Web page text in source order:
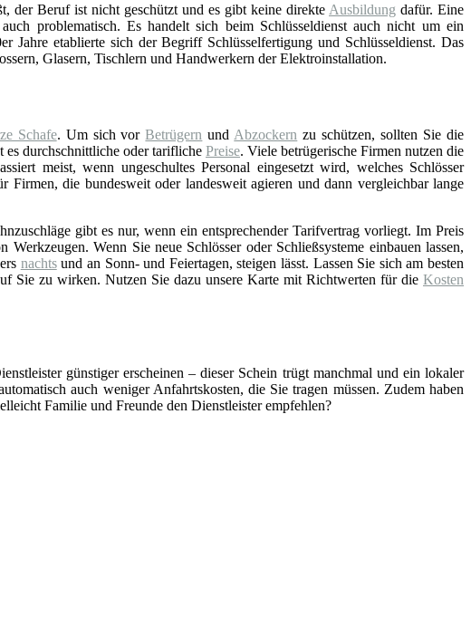
der Beruf ist nicht geschützt und es gibt keine direkte Ausbildung dafür. Eine
problematisch. Es handelt sich beim Schlüsseldienst auch nicht um ein
Jahre etablierte sich der Begriff Schlüsselfertigung und Schlüsseldienst. Das
Glasern, Tischlern und Handwerkern der Elektroinstallation.
Schafe. Um sich vorBetrügern undAbzockern zu schützen, sollten Sie die
es durchschnittliche oder tarifliche Preise. Viele betrügerische Firmen nutzen die
meist, wenn ungeschultes Personal eingesetzt wird, welches Schlösser
Firmen, die bundesweit oder landesweit agieren und dann vergleichbar lange
gibt es nur, wenn ein entsprechender Tarifvertrag vorliegt. Im Preis
Wenn Sie neue Schlösser oder Schließsysteme einbauen lassen,
nachtsund an Sonn- und Feiertagen, steigen lässt. Lassen Sie sich am besten
Sie zu wirken. Nutzen Sie dazu unsere Karte mit Richtwerten für die Kosten
günstiger erscheinen – dieser Schein trügt manchmal und ein lokaler
auch weniger Anfahrtskosten, die Sie tragen müssen. Zudem haben
Familie und Freunde den Dienstleister empfehlen?